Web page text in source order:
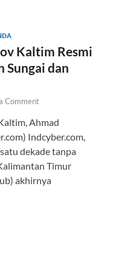
Kaltim Resmi
Sungai dan
Comment
Ahmad
Indcyber.com,
dekade tanpa
Timur
akhirnya